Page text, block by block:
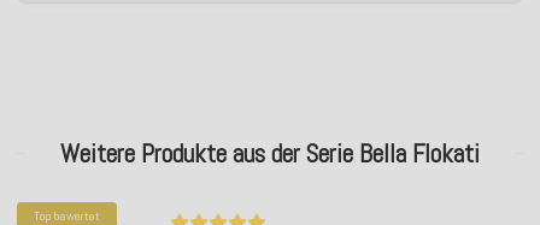
Weitere Produkte aus der Serie Bella Flokati
Top bewertet